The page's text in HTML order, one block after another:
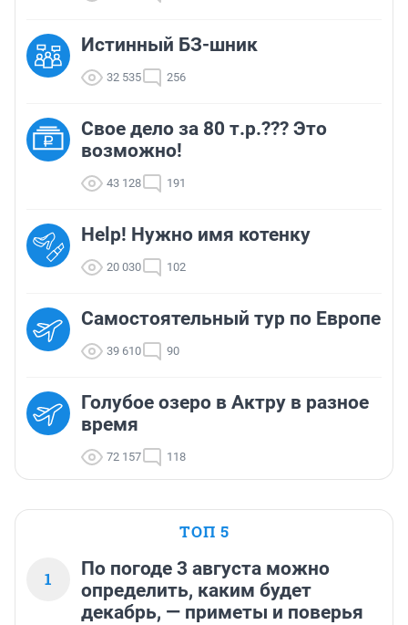
Истинный БЗ-шник
32 535 256
Свое дело за 80 т.р.??? Это
возможно!
43 128 191
Help! Нужно имя котенку
20 030 102
Самостоятельный тур по Европе
39 610 90
Голубое озеро в Актру в разное
время
72 157 118
ТОП 5
1
По погоде 3 августа можно
определить, каким будет
декабрь, — приметы и поверья